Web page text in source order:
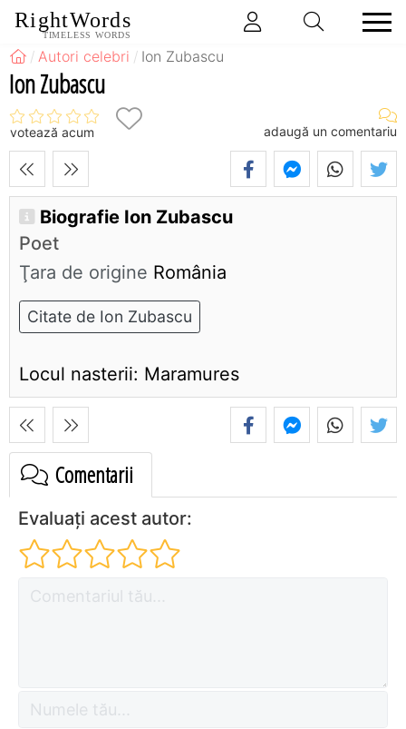
RightWords
TIMELESS WORDS
Autori celebri Ion Zubascu
Ion Zubascu
votează acum adaugă un comentariu
Biografie Ion Zubascu
Poet
Ţara de origine România
Citate de Ion Zubascu
Locul nasterii: Maramures
Comentarii
Evaluați acest autor: